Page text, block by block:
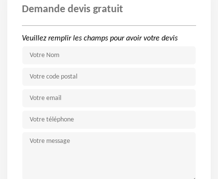
Demande devis gratuit
Veuillez remplir les champs pour avoir votre devis